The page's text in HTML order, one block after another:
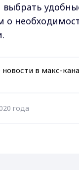
о
в макс-
года